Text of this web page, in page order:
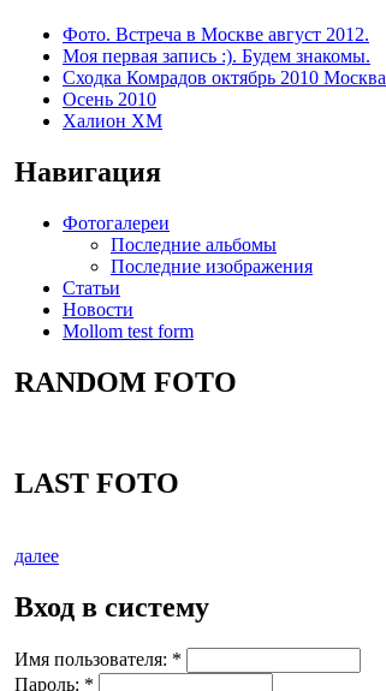
Фото. Встреча в Москве август 2012.
Моя первая запись :). Будем знакомы.
Сходка Комрадов октябрь 2010 Москва
Осень 2010
Халион ХМ
Навигация
Фотогалереи
Последние альбомы
Последние изображения
Статьи
Новости
Mollom test form
RANDOM FOTO
LAST FOTO
далее
Вход в систему
Имя пользователя: *
Пароль: *